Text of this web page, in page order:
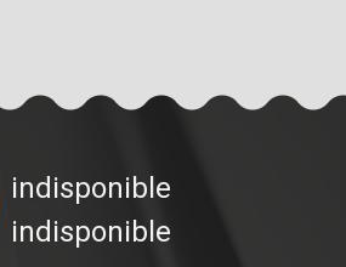
indisponible
indisponible